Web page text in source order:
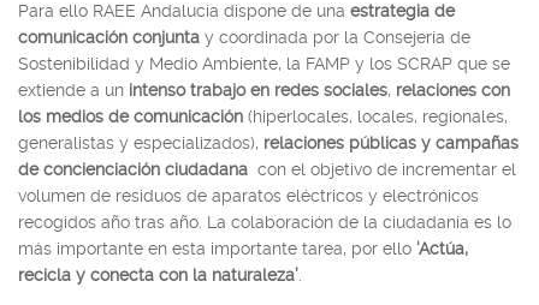
Para ello RAEE Andalucía dispone de una estrategia de
comunicación conjunta y coordinada por la Consejería de
Sostenibilidad y Medio Ambiente, la FAMP y los SCRAP que se
extiende a un intenso trabajo en redes sociales, relaciones con
los medios de comunicación (hiperlocales, locales, regionales,
generalistas y especializados), relaciones públicas y campañas
de concienciación ciudadana con el objetivo de incrementar el
volumen de residuos de aparatos eléctricos y electrónicos
recogidos año tras año. La colaboración de la ciudadanía es lo
más importante en esta importante tarea, por ello ‘Actúa,
recicla y conecta con la naturaleza’.